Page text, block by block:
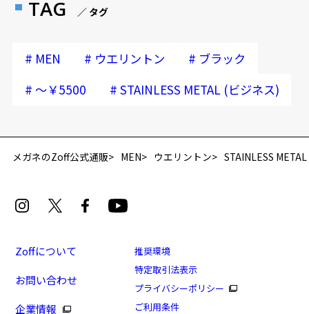
再入荷お知らせメールのお申し込み
[再値下げセール価格]初めてのメガネにもおすすめの
ウェリントンフレーム/ビジネス
TAG ／ タグ
# MEN # ウエリントン # ブラック
# ～￥5500 # STAINLESS METAL (ビジネス)
メガネのZoff公式通販 MEN ウエリントン STAINLESS
Zoffについて
お問い合わせ
企業情報
推奨環境
特定取引法表示
プライバシーポリシー
ご利用条件